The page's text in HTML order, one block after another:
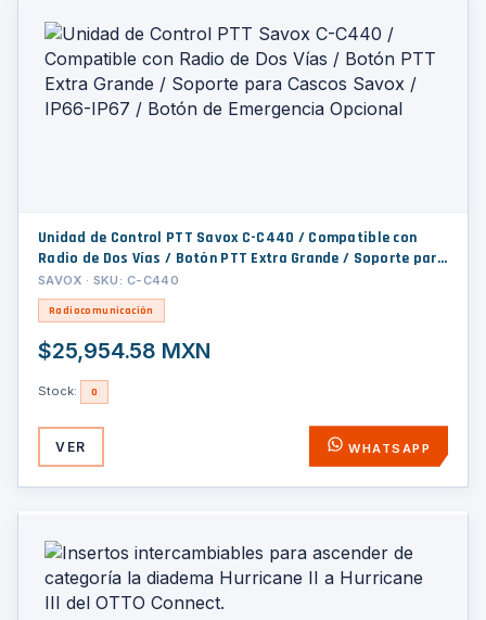
Unidad de Control PTT Savox C-C440 / Compatible con
Radio de Dos Vías / Botón PTT Extra Grande / Soporte para
Cascos Savox / IP66-IP67 / Botón de Emergencia Opcional
SAVOX · SKU: C-C440
Radiocomunicación
$25,954.58 MXN
Stock: 0
VER WHATSAPP